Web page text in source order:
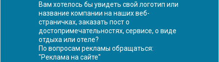
Вам хотелось бы увидеть свой логотип или
название компании на наших веб-
страничках, заказать пост о
достопримечательностях, сервисе, о виде
отдыха или отеле?
По вопросам рекламы обращаться:
"Реклама на сайте"